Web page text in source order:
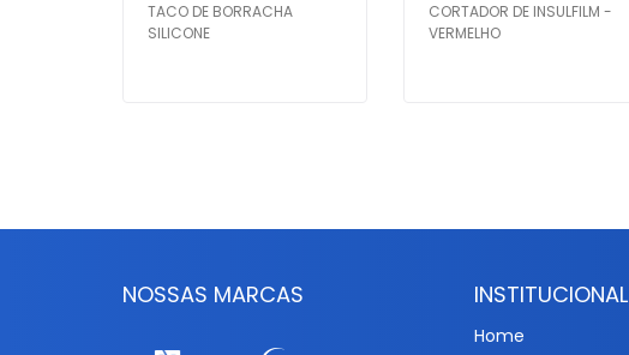
TACO DE BORRACHA
SILICONE
CORTADOR DE INSULFILM -
VERMELHO
NOSSAS MARCAS INSTITUCIONAL
Home